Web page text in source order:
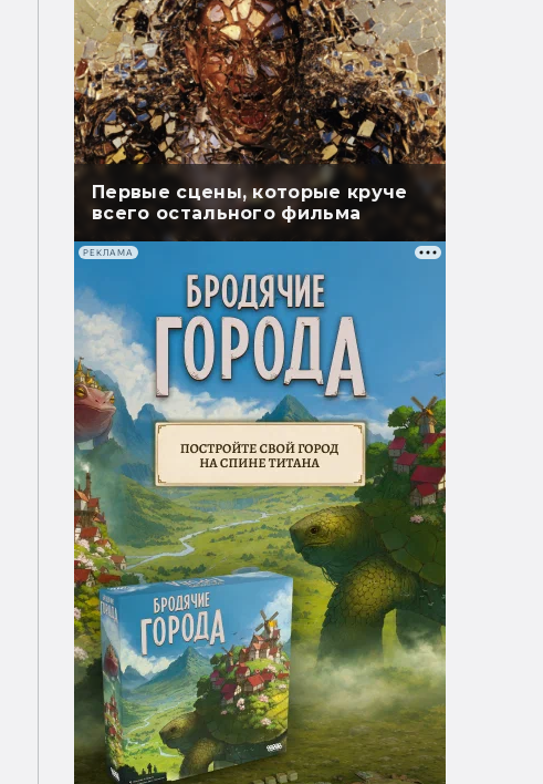
Первые сцены, которые круче
всего остального фильма
РЕКЛАМА